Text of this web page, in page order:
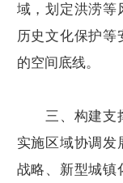
域，划定洪涝等
历史文化保护等
的空间底线。
三、构建支撑
实施区域协调发
战略、新型城镇